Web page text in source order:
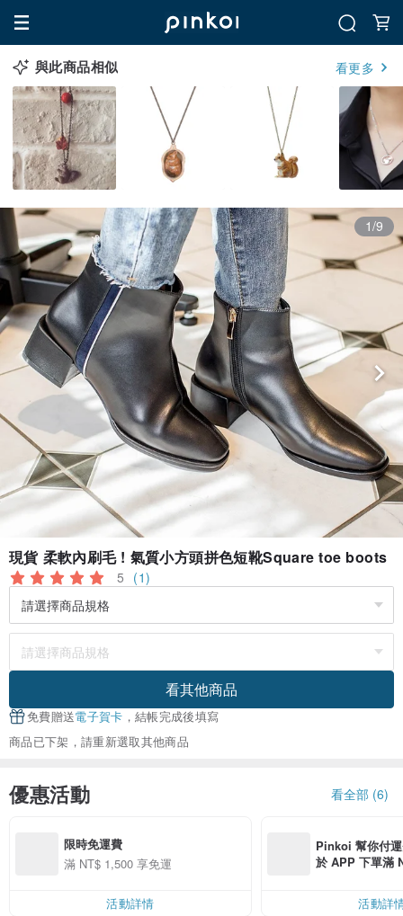
與此商品相似 看更多
1/9
現貨 柔軟內刷毛 ! 氣質小方頭拼色短靴Square toe boots
5 (1)
看其他商品
免費贈送電子賀卡 ，結帳完成後填寫
商品已下架，請重新選取其他商品
優惠活動 看全部 (6)
限時免運費
滿 NT$ 1,500 享免運
活動詳情
Pinkoi 幫你付
於 APP 下單滿
活動詳